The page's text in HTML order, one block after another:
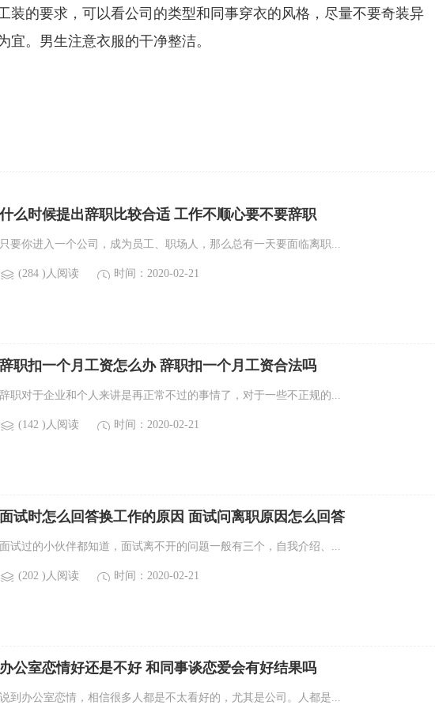
装的要求，可以看公司的类型和同事穿衣的风格，尽量不要奇装异
宜。男生注意衣服的干净整洁。
什么时候提出辞职比较合适 工作不顺心要不要辞职
只要你进入一个公司，成为员工、职场人，那么总有一天要面临离职...
(284 )人阅读 时间：2020-02-21
辞职扣一个月工资怎么办 辞职扣一个月工资合法吗
辞职对于企业和个人来讲是再正常不过的事情了，对于一些不正规的...
(142 )人阅读 时间：2020-02-21
面试时怎么回答换工作的原因 面试问离职原因怎么回答
面试过的小伙伴都知道，面试离不开的问题一般有三个，自我介绍、...
(202 )人阅读 时间：2020-02-21
办公室恋情好还是不好 和同事谈恋爱会有好结果吗
说到办公室恋情，相信很多人都是不太看好的，尤其是公司。人都是...